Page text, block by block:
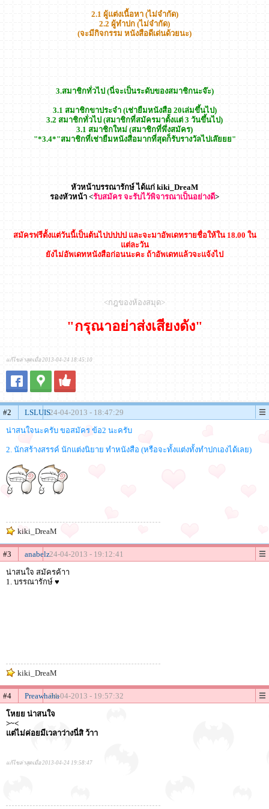
2.1 ผู้แต่งเนื้อหา (ไม่จำกัด)
2.2 ผู้ทำปก (ไม่จำกัด)
(จะมีกิจกรรม หนังสือดีเด่นด้วยนะ)
3.สมาชิกทั่วไป (นี่จะเป็นระดับของสมาชิกนะจ๊ะ)
3.1 สมาชิกขาประจำ (เช่ายืมหนังสือ 20เล่มขึ้นไป)
3.2 สมาชิกทั่วไป (สมาชิกที่สมัครมาตั้งแต่ 3 วันขึ้นไป)
3.1 สมาชิกใหม่ (สมาชิกที่พึ่งสมัคร)
"*3.4*"สมาชิกที่เช่ายืมหนังสือมากที่สุดก็รับรางวัลไปเล๊ยยย"
หัวหน้าบรรณารักษ์ ได้แก่ kiki_DreaM
รองหัวหน้า <รับสมัคร จะรับไว้พิจารณาเป็นอย่างดี>
สมัครฟรีตั้งแต่วันนี้เป็นต้นไปปปปป และจะมาอัพเดทรายชื่อให้ใน 18.00 ใน
แต่ละวัน
ยังไม่อัพเดทหนังสือก่อนนะคะ ถ้าอัพเดทแล้วจะแจ้งไป
<กฎของห้องสมุด>
"กรุณาอย่าส่งเสียงดัง"
แก้ไขล่าสุดเมื่อ 2013-04-24 18:45:10
#2 LSLUIS24-04-2013 - 18:47:29
น่าสนใจนะครับ ขอสมัคร ข้อ2 นะครับ
2. นักสร้างสรรค์ นักแต่งนิยาย ทำหนังสือ (หรือจะทั้งแต่งทั้งทำปกเองได้เลย)
kiki_DreaM
#3 anabelz24-04-2013 - 19:12:41
น่าสนใจ สมัครค้าา
1. บรรณารักษ์ ♥
kiki_DreaM
#4 Preawhaha24-04-2013 - 19:57:32
โหยย น่าสนใจ
>~<
แต่ไม่ค่อยมีเวลาว่างนี่สิ ว้าา
แก้ไขล่าสุดเมื่อ 2013-04-24 19:58:47